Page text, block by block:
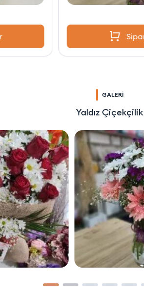
Sipariş Ver
GALERİ
Yaldız Çiçekçilik